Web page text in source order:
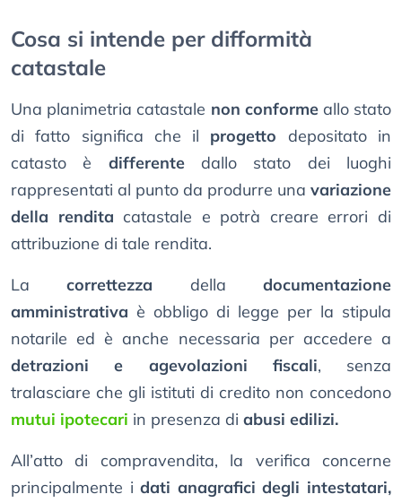
Cosa si intende per difformità
catastale
Una planimetria catastale non conforme allo stato
di fatto significa che il progetto depositato in
catasto è differentedallo stato dei luoghi
rappresentati al punto da produrre una variazione
della rendita catastale e potrà creare errori di
attribuzione di tale rendita.
Lacorrettezza delladocumentazione
amministrativa è obbligo di legge per la stipula
notarile ed è anche necessaria per accedere a
detrazioni e agevolazioni fiscali, senza
tralasciare che gli istituti di credito non concedono
mutui ipotecari in presenza di abusi edilizi.
All’atto di compravendita, la verifica concerne
principalmente idati anagrafici degli intestatari,